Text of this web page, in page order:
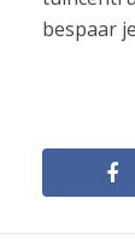
bespaar